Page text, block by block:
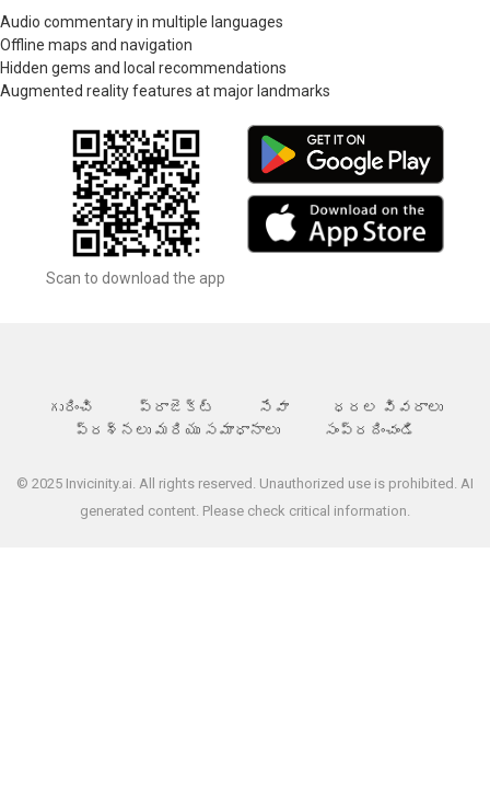
Audio commentary in multiple languages
Offline maps and navigation
Hidden gems and local recommendations
Augmented reality features at major landmarks
Scan to download the app
గురించి ప్రాజెక్ట్ సేవా
ధరల వివరాలు
ప్రశ్నలు మరియు సమాధానాలు
సంప్రదించండి
© 2025 Invicinity.ai. All rights reserved. Unauthorized use is prohibited. AI
generated content. Please check critical information.